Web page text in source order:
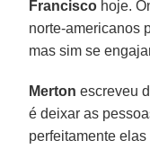
Francisco hoje.
norte-americanos
mas sim se
Merton escreveu
é deixar as
perfeitamente